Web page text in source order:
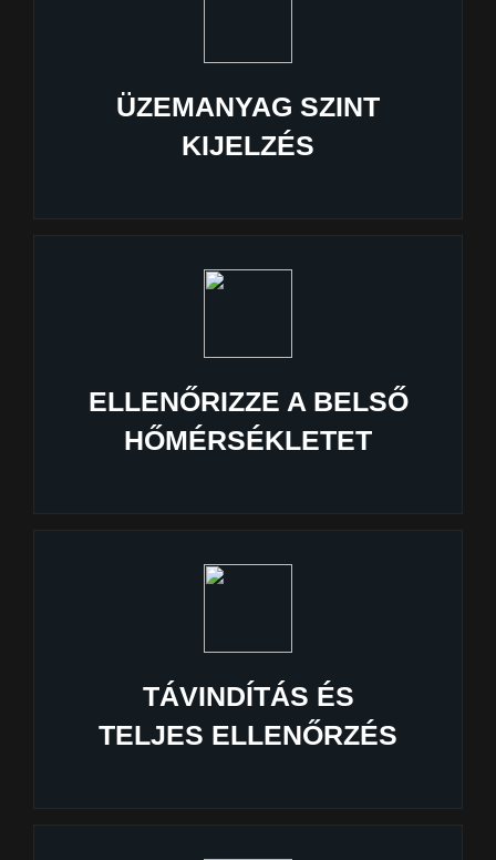
ÜZEMANYAG SZINT
KIJELZÉS
ELLENŐRIZZE A BELSŐ
HŐMÉRSÉKLETET
TÁVINDÍTÁS ÉS
TELJES ELLENŐRZÉS